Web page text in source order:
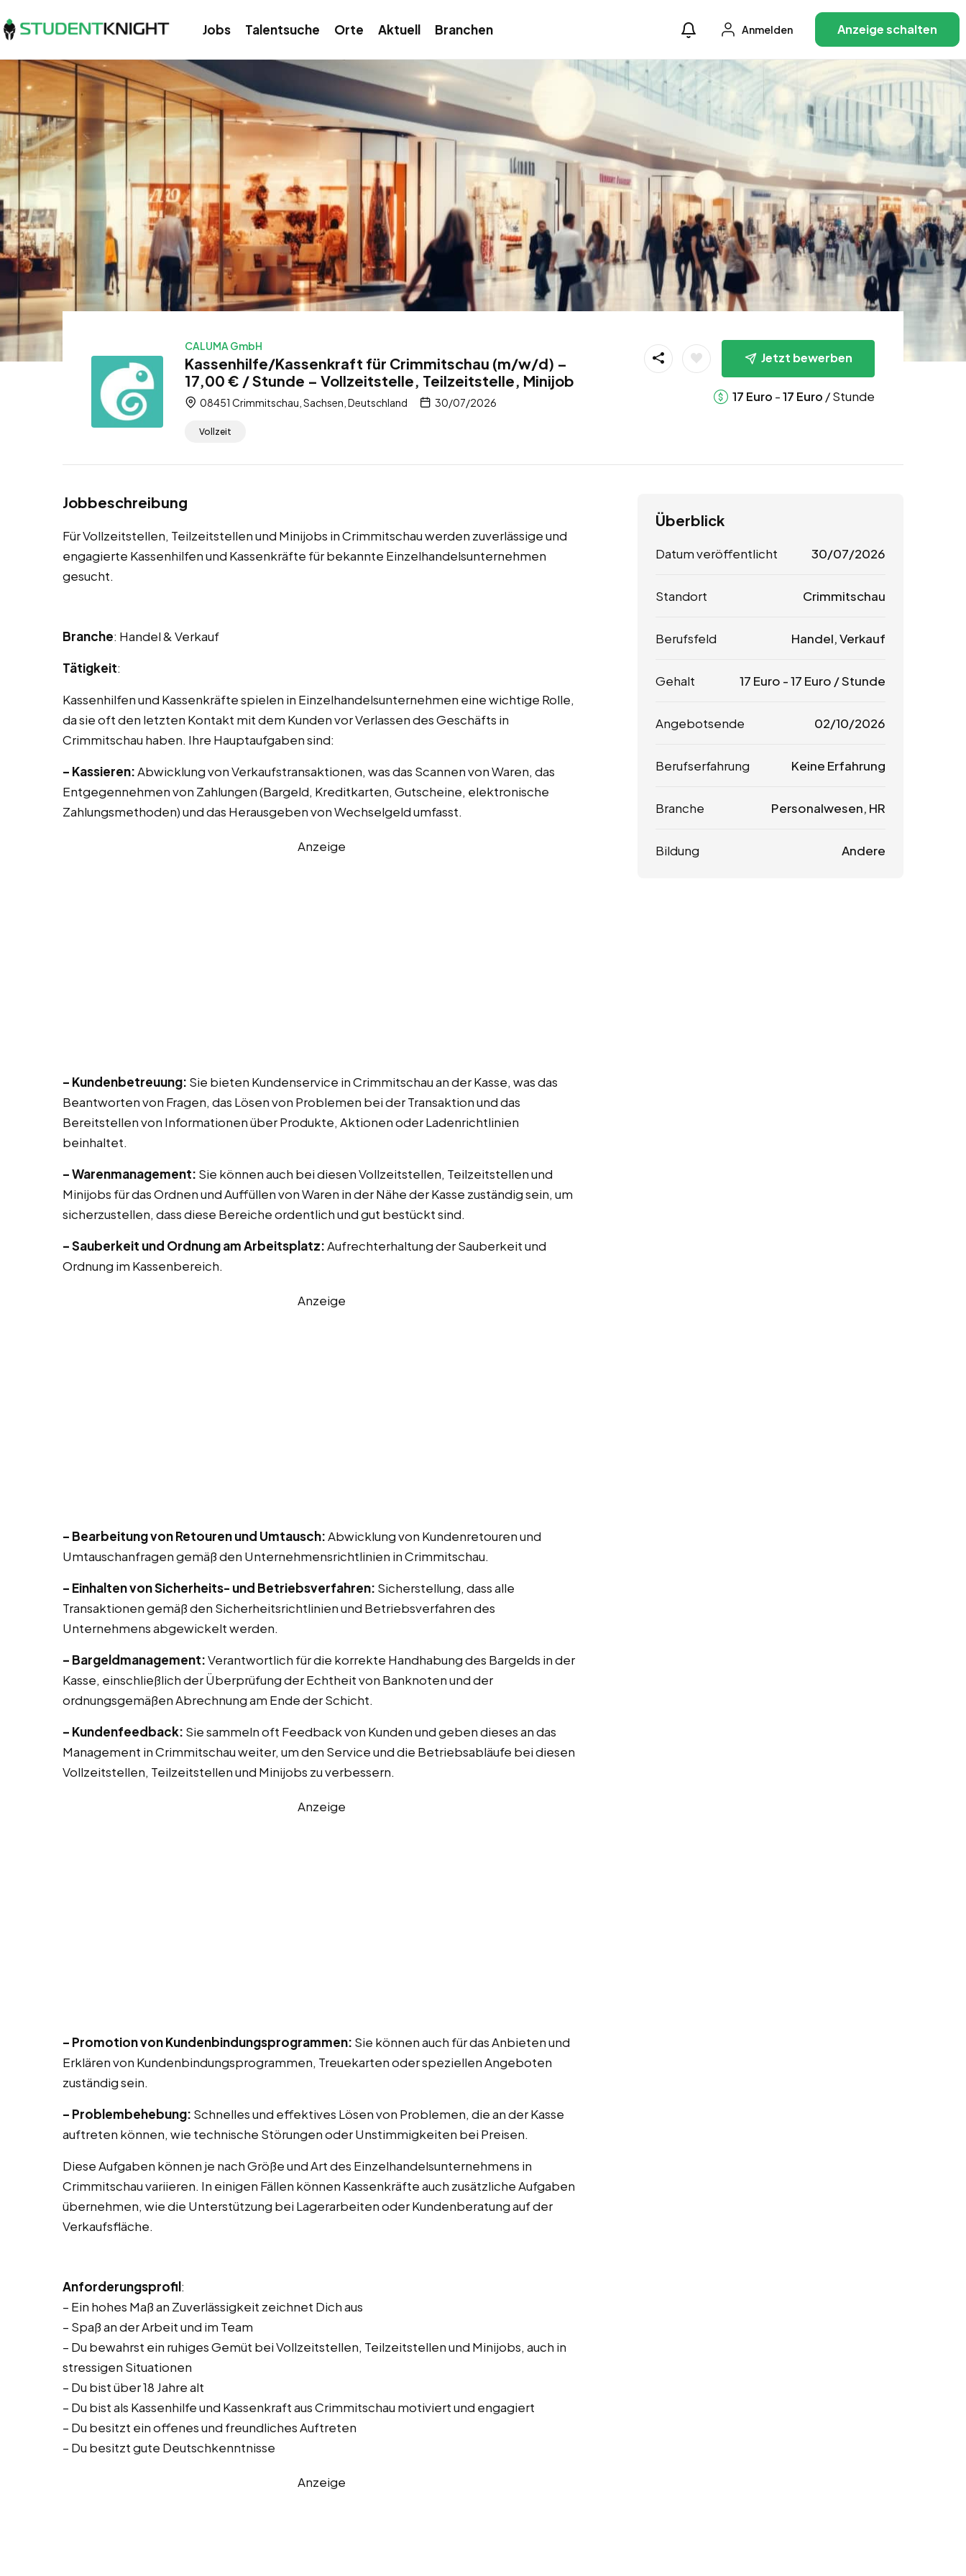
Jobs Talentsuche Orte Aktuell Branchen Anmelden Anzeige schalten
CALUMA GmbH
Kassenhilfe/Kassenkraft für Crimmitschau (m/w/d) –
17,00 € / Stunde – Vollzeitstelle, Teilzeitstelle, Minijob
08451 Crimmitschau, Sachsen, Deutschland 30/07/2026
Vollzeit
Jetzt bewerben
17 Euro -17 Euro / Stunde
Jobbeschreibung
Für Vollzeitstellen, Teilzeitstellen und Minijobs in Crimmitschau werden zuverlässige und
engagierte Kassenhilfen und Kassenkräfte für bekannte Einzelhandelsunternehmen
gesucht.
Branche: Handel & Verkauf
Tätigkeit:
Kassenhilfen und Kassenkräfte spielen in Einzelhandelsunternehmen eine wichtige Rolle,
da sie oft den letzten Kontakt mit dem Kunden vor Verlassen des Geschäfts in
Crimmitschau haben. Ihre Hauptaufgaben sind:
– Kassieren:Abwicklung von Verkaufstransaktionen, was das Scannen von Waren, das
Entgegennehmen von Zahlungen (Bargeld, Kreditkarten, Gutscheine, elektronische
Zahlungsmethoden) und das Herausgeben von Wechselgeld umfasst.
Anzeige
– Kundenbetreuung: Sie bieten Kundenservice in Crimmitschau an der Kasse, was das
Beantworten von Fragen, das Lösen von Problemen bei der Transaktion und das
Bereitstellen von Informationen über Produkte, Aktionen oder Ladenrichtlinien
beinhaltet.
– Warenmanagement: Sie können auch bei diesen Vollzeitstellen, Teilzeitstellen und
Minijobs für das Ordnen und Auffüllen von Waren in der Nähe der Kasse zuständig sein, um
sicherzustellen, dass diese Bereiche ordentlich und gut bestückt sind.
– Sauberkeit und Ordnung am Arbeitsplatz:Aufrechterhaltung der Sauberkeit und
Ordnung im Kassenbereich.
Anzeige
– Bearbeitung von Retouren und Umtausch:Abwicklung von Kundenretouren und
Umtauschanfragen gemäß den Unternehmensrichtlinien in Crimmitschau.
– Einhalten von Sicherheits- und Betriebsverfahren: Sicherstellung, dass alle
Transaktionen gemäß den Sicherheitsrichtlinien und Betriebsverfahren des
Unternehmens abgewickelt werden.
– Bargeldmanagement:Verantwortlich für die korrekte Handhabung des Bargelds in der
Kasse, einschließlich der Überprüfung der Echtheit von Banknoten und der
ordnungsgemäßen Abrechnung am Ende der Schicht.
– Kundenfeedback: Sie sammeln oft Feedback von Kunden und geben dieses an das
Management in Crimmitschau weiter, um den Service und die Betriebsabläufe bei diesen
Vollzeitstellen, Teilzeitstellen und Minijobs zu verbessern.
Anzeige
– Promotion von Kundenbindungsprogrammen: Sie können auch für das Anbieten und
Erklären von Kundenbindungsprogrammen, Treuekarten oder speziellen Angeboten
zuständig sein.
– Problembehebung: Schnelles und effektives Lösen von Problemen, die an der Kasse
auftreten können, wie technische Störungen oder Unstimmigkeiten bei Preisen.
Diese Aufgaben können je nach Größe und Art des Einzelhandelsunternehmens in
Crimmitschau variieren. In einigen Fällen können Kassenkräfte auch zusätzliche Aufgaben
übernehmen, wie die Unterstützung bei Lagerarbeiten oder Kundenberatung auf der
Verkaufsfläche.
Anforderungsprofil:
– Ein hohes Maß an Zuverlässigkeit zeichnet Dich aus
– Spaß an der Arbeit und im Team
– Du bewahrst ein ruhiges Gemüt bei Vollzeitstellen, Teilzeitstellen und Minijobs, auch in
stressigen Situationen
– Du bist über 18 Jahre alt
– Du bist als Kassenhilfe und Kassenkraft aus Crimmitschau motiviert und engagiert
– Du besitzt ein offenes und freundliches Auftreten
– Du besitzt gute Deutschkenntnisse
Anzeige
Überblick
Datum veröffentlicht 30/07/2026
Standort Crimmitschau
Berufsfeld Handel, Verkauf
Gehalt 17 Euro -17 Euro / Stunde
Angebotsende 02/10/2026
Berufserfahrung Keine Erfahrung
Branche Personalwesen, HR
Bildung Andere